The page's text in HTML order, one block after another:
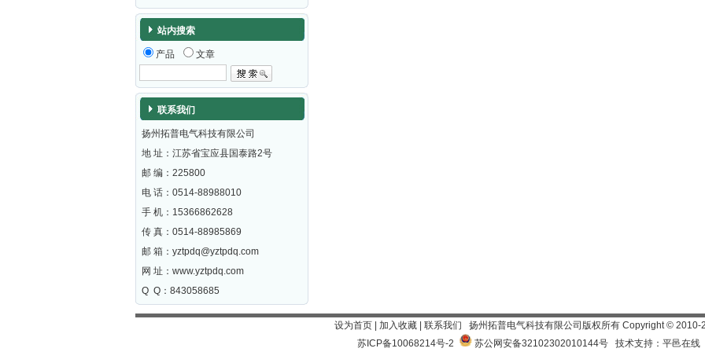
站内搜索
产品 文章
联系我们
扬州拓普电气科技有限公司
地 址：江苏省宝应县国泰路2号
邮 编： 225800
电 话：0514-88988010
手 机：15366862628
传 真：0514-88985869
邮 箱： yztpdq@yztpdq.com
网 址： www.yztpdq.com
Q Q：843058685
设为首页 加入收藏 联系我们 扬州拓普电气科技有限公司 版权所有 Copyright© 2010-
苏ICP备10068214号-2
苏公网安备32102302010144号 技术支持：平邑在线